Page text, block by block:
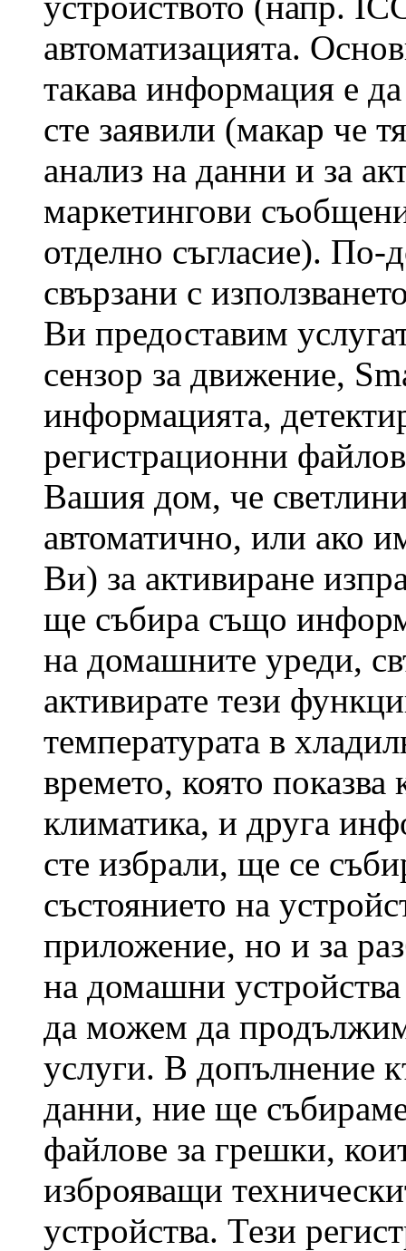
автоматизацията.
такава информация е
сте заявили (макар че
анализ на данни и за
маркетингови
отделно съгласие).
свързани с
Ви предоставим
сензор за движение,
информацията,
регистрационни
Вашия дом, че
автоматично, или ако
Ви) за активиране
ще събира също
на домашните уреди,
активирате тези
температурата в
времето, която показва
климатика, и друга
сте избрали, ще се
състоянието на
приложение, но и за
на домашни
да можем да
услуги. В допълнение
данни, ние ще
файлове за грешки,
изброяващи
устройства. Тези